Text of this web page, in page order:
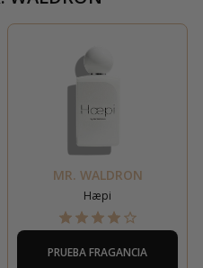
MR. WALDRON
Hæpi
PRUEBA FRAGANCIA